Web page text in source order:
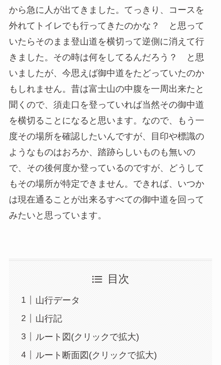
から急に人が出てきました。てっきり、コースを
外れてトイレでも行ってきたのかな？ と思って
いたらそのまま登山道を横切って逆側に消えて行
きました。その時は何をしてるんだろう？ と思
いましたが、今思えば御中道をたどっていたのか
もしれません。昔は富士山の中腹を一周出来たと
聞くので、須走口を登っていれば当然その御中道
を横切ることになると思います。なので、もう一
度その場所を確認したいんですが、目印や標識の
ようなものはおろか、踏跡らしいものも無いの
で、その後何度か登っているのですが、どうして
もその場所が特定できません。できれば、いつか
は現在通ることが出来るすべての御中道を回って
みたいと思っています。
目次
山行データ
山行記
ルート図(クリックで拡大)
ルート断面図(クリックで拡大)